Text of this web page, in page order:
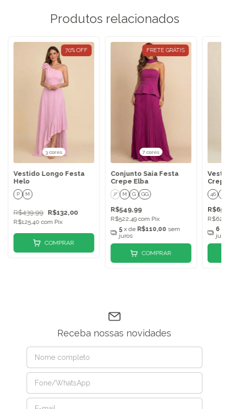
Produtos relacionados
70%OFF
3 cores
Vestido Longo Festa
Helo
P M
R$439,99 R$132,00
R$125,40 com Pix
COMPRAR
FRETE GRÁTIS
7 cores
Conjunto Saia Festa
Crepe Elba
P M G GG
R$549,99
R$522,49com Pix
5 x de R$110,00 sem
juros
COMPRAR
46 48
6
Receba nossas novidades